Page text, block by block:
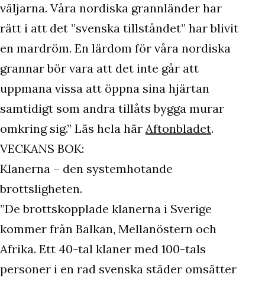
väljarna. Våra nordiska grannländer har
rätt i att det ”svenska tillståndet” har blivit
en mardröm. En lärdom för våra nordiska
grannar bör vara att det inte går att
uppmana vissa att öppna sina hjärtan
samtidigt som andra tillåts bygga murar
omkring sig.” Läs hela här Aftonbladet.
VECKANS BOK:
Klanerna – den systemhotande
brottsligheten.
”De brottskopplade klanerna i Sverige
kommer från Balkan, Mellanöstern och
Afrika. Ett 40-tal klaner med 100-tals
personer i en rad svenska städer omsätter